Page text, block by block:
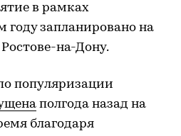
в рамках
году запланировано на
на-Дону.
популяризации
полгода назад на
благодаря